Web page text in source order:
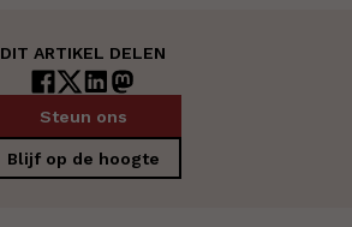
DIT ARTIKEL DELEN
Steun ons
Blijf op de hoogte